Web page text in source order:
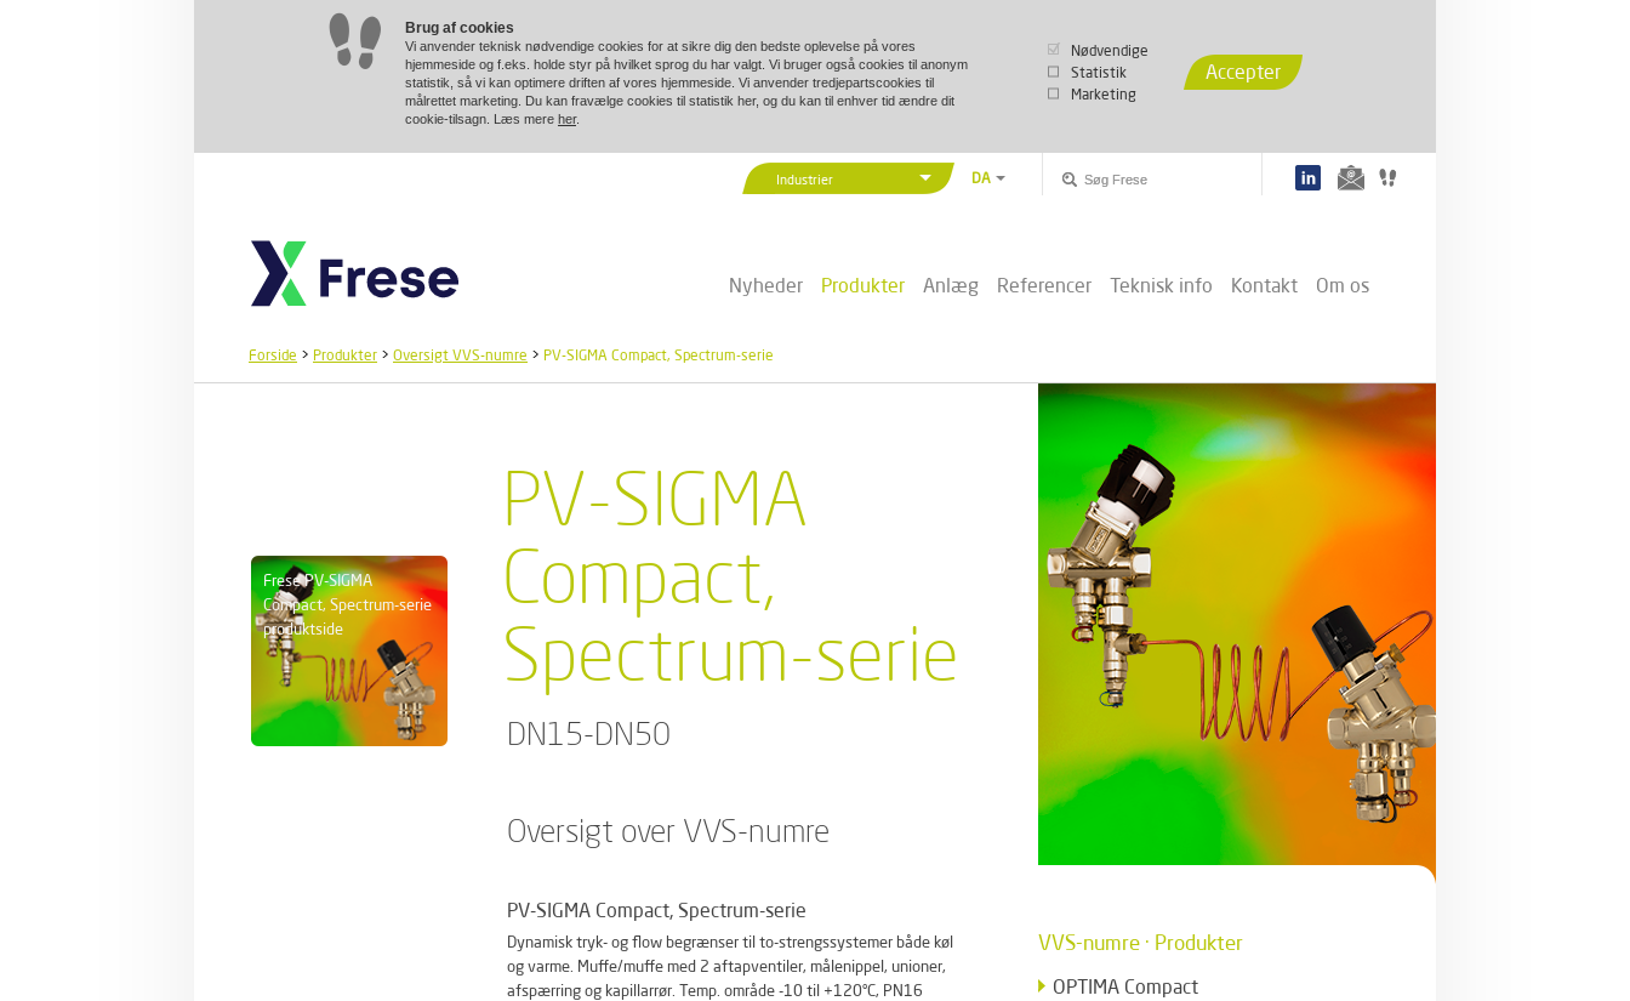
Brug af cookies
Vi anvender teknisk nødvendige cookies for at sikre dig den bedste oplevelse på vores
hjemmeside og f.eks. holde styr på hvilket sprog du har valgt. Vi bruger også cookies til anonym
statistik, så vi kan optimere driften af vores hjemmeside. Vi anvender tredjepartscookies til
målrettet marketing. Du kan fravælge cookies til statistik her, og du kan til enhver tid ændre dit
cookie-tilsagn. Læs mere her.
Nødvendige
Statistik
Marketing
Accepter
Nyheder Produkter Anlæg Referencer Teknisk info Kontakt Om os
Industrier
Fjernvarme/-køling
DA
PL
Forside > Produkter > Oversigt VVS-numre > PV-SIGMA Compact, Spectrum-serie
Frese PV-SIGMA
Compact, Spectrum-serie
produktside
PV-SIGMA
Compact,
Spectrum-serie
DN15-DN50
Oversigt over VVS-numre
PV-SIGMA Compact, Spectrum-serie
Dynamisk tryk- og flow begrænser til to-strengssystemer både køl
og varme. Muffe/muffe med 2 aftapventiler, målenippel, unioner,
afspærring og kapillarrør. Temp. område -10 til +120°C, PN16
VVS-numre · Produkter
OPTIMA Compact